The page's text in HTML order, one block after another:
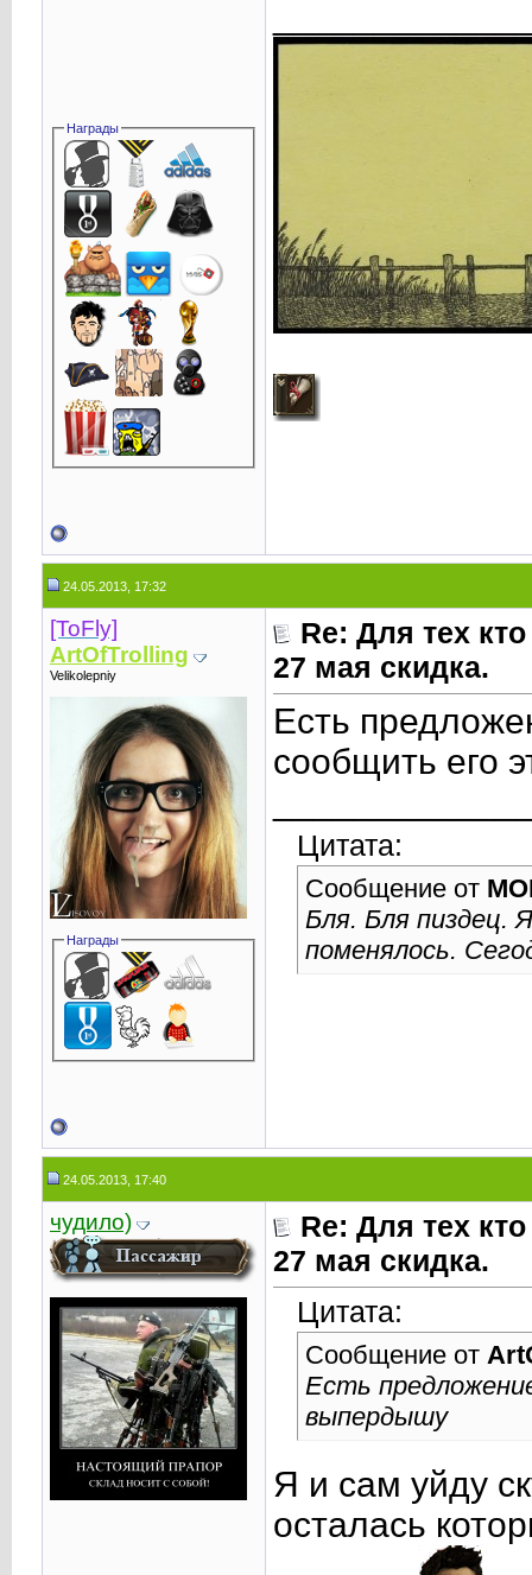
Награды
24.05.2013, 17:32
[ToFly]
ArtOfTrolling
Velikolepniy
Награды
Re: Для тех
27 мая скидка.
Есть
сообщить его
Цитата:
Сообщение от
Бля. Бля пиздец.
поменялось.
24.05.2013, 17:40
чудило)
Re: Для тех
27 мая скидка.
Цитата:
Сообщение от
Есть
выпердышу
Я и сам уйду
осталась